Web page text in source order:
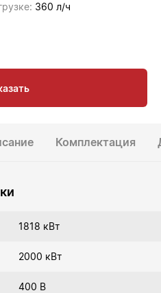
360 л/ч
Комплектация
1818 кВт
2000 кВт
400 В